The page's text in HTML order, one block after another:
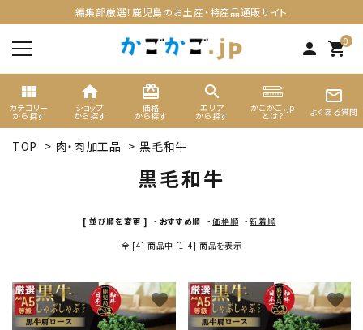
編集部厳選！鹿児島のお土産・特産品通販サイト
person 0
shopping_cart
view_module
カテゴリー
から探す
home
ショップ
から探す
card_giftcard
価格
から探す
search
エリア
から探す
かごかご.jp
とは？
mail_outline
よくある質問
ACCOUNT MENU
カテゴリーから選ぶ
TOP > 肉・肉加工品 > 黒毛和牛
黒毛和牛
[ 並び順を変更 ] - おすすめ順 -価格順 -新着順
全 [4] 商品中 [1-4] 商品を表示
favorite favorite